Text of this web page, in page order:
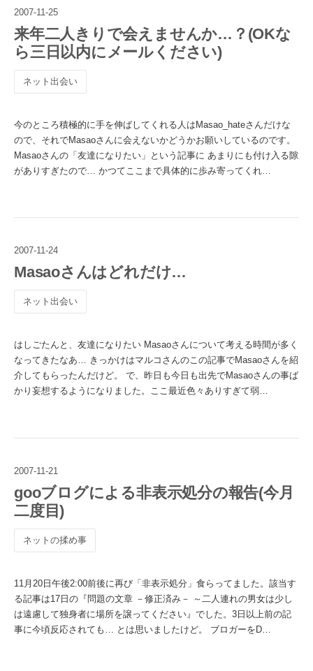
2007-11-25
来年二人きりで会えませんか…？(OKな
ら三日以内にメールください)
ネット出会い
今のところ積極的に手を伸ばしてくれる人はMasao_hateさんだけな
ので、それでMasaoさんに会えないかどうかお願いしているのです。
Masaoさんの「友達になりたい」という記事に あまりにも付け入る隙
がありすぎたので… かつてここまで具体的に歩み寄ってくれ…
2007-11-24
Masaoさんはどれだけ…
ネット出会い
はしごたんと、友達になりたい Masaoさんについて考える時間が多く
なってきたなあ… きっかけはマルコさんのこの記事でMasaoさんを紹
介してもらったんだけど。 で、昨日も今日も出先でMasaoさんの事ば
かり妄想するようになりました。ここ最近色々ありすぎて弱…
2007-11-21
gooブログによる非表示処分の報告(今月
二度目)
ネットの揉め事
11月20日午後2:00前後に再び「非表示処分」食らってました。該当す
る記事は17日の『問題の文章 －修正済み－ ～二人連れの男女は少し
は遠慮して独身者に場所を譲ってください』でした。3日以上前の記
事に今頃反応されても… とは思いましたけど。 ブロガーをD…